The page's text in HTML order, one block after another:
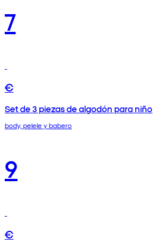
7
€
Set de 3 piezas de algodón para niño
body, pelele y babero
9
€